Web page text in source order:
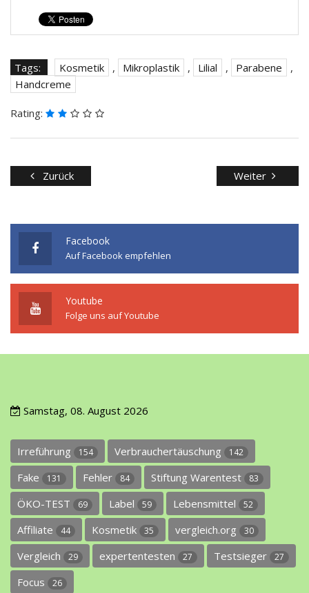
Tags: Kosmetik , Mikroplastik , Lilial , Parabene
,
Handcreme
Rating:
Zurück Weiter
Facebook
Auf Facebook empfehlen
Youtube
Folge uns auf Youtube
Samstag, 08. August 2026
Irreführung 154 Verbrauchertäuschung 142
Fake 131 Fehler 84 Stiftung Warentest 83
ÖKO-TEST 69 Label 59 Lebensmittel 52
Affiliate 44 Kosmetik 35 vergleich.org 30
Vergleich 29 expertentesten 27 Testsieger 27
Focus 26